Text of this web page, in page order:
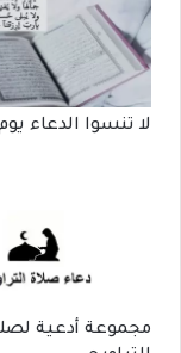
لا تنسوا الدعاء
مجموعة أدعية